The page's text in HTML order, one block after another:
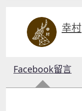
幸村
Facebook留言